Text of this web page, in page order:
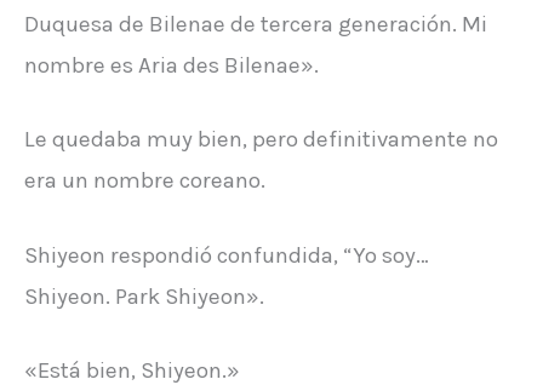
Duquesa de Bilenae de tercera generación. Mi
nombre es Aria des Bilenae».
Le quedaba muy bien, pero definitivamente no
era un nombre coreano.
Shiyeon respondió confundida, “Yo soy…
Shiyeon. Park Shiyeon».
«Está bien, Shiyeon.»